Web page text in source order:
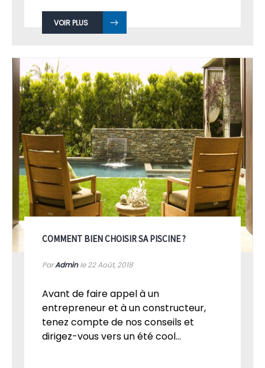
VOIR PLUS
COMMENT BIEN CHOISIR SA PISCINE ?
ParAdminle 22Août, 2018
Avant de faire appel à un
entrepreneur et à un constructeur,
tenez compte de nos conseils et
dirigez-vous vers un été cool...